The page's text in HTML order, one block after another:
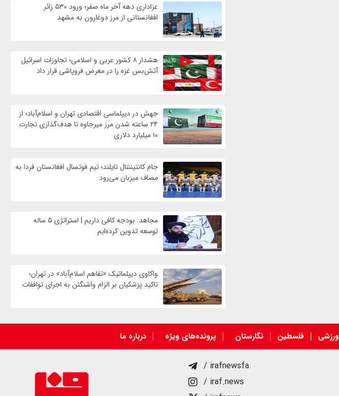
عزاداری دهه آخر ماه صفر؛ ورود ۵۳۰ زائر
افغانستانی از مرز دوغارون به مشهد
هشدار ۸ کشور عربی و اسلامی؛ تجاوزات اسرائیل
آتش‌بس غزه را در معرض فروپاشی قرار داد
جهش در دیپلماسی اقتصادی تهران و اسلام‌آباد؛ از
۲۴ ساعته شدن مرز میرجاوه تا هدف‌گذاری تجارت
۱۰ میلیارد دلاری
جام کانتیننتال تایلند؛ تیم فوتسال افغانستان فردا به
مصاف میزبان می‌رود
مجاهد: بودجه کافی داریم | استراتژی ۵ ساله
توسعه تدوین کرده‌ایم
واکاوی دیپلماتیک «تفاهم اسلام‌آباد» در تهران؛
تاکید پزشکیان بر الزام واشنگتن به اجرای توافقات
ورزشی فلسطین نگارستان پرونده‌های ویژه درباره ما
/ irafnewsfa
/ iraf.news